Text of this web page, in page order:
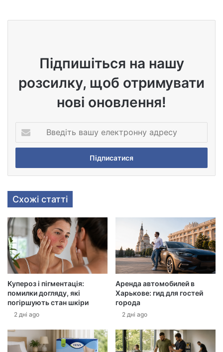
te
Підпишіться на нашу
розсилку, щоб отримувати
нові оновлення!
е
і
ь
в
ш
е
л
е
к
т
р
о
н
у
а
Схожі статті
Купероз і пігментація:
помилки догляду, які
погіршують стан шкіри
2 дні ago
Аренда автомобилей в
Харькове: гид для гостей
города
2 дні ago